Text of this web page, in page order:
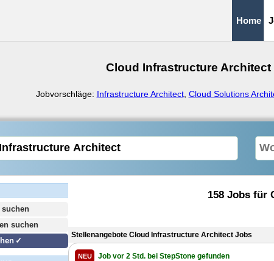
Home
Cloud Infrastructure
Jobvorschläge: Infrastructure Architect, Cloud Solutions
suchen
158 Jobs für
Stellenangebote Cloud Infrastructure Architect Jobs
NEU Job vor 2 Std. bei StepStone gefunden